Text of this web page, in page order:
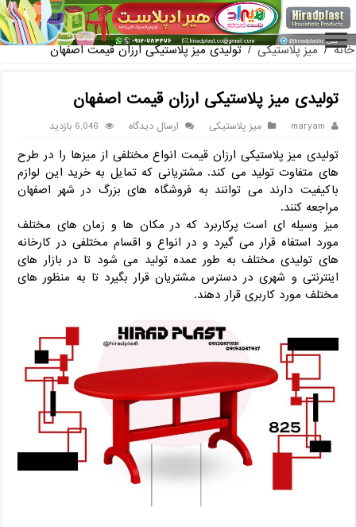
فروش گلدان پلاستیکی گلخانه به صورت آنلاین
خانه / میز پلاستیکی / تولیدی میز پلاستیکی ارزان قیمت اصفهان
تولیدی میز پلاستیکی ارزان قیمت اصفهان
maryam میز پلاستیکی ارسال دیدگاه 6,046 بازدید
تولیدی میز پلاستیکی ارزان قیمت انواع مختلفی از میزها را در طرح
های متفاوت تولید می کند. مشتریانی که تمایل به خرید این لوازم
باکیفیت دارند می توانند به فروشگاه های بزرگ در شهر اصفهان
مراجعه کنند.
میز وسیله ای است پرکاربرد که در مکان ها و زمان های مختلف
مورد استفاه قرار می گیرد و در انواع و اقسام مختلفی در کارخانه
های تولیدی مختلف به طور عمده تولید می شود تا در بازار های
اینترنتی و شهری در دسترس مشتریان قرار بگیرد تا به منظور های
مختلف مورد کاربری قرار دهند.